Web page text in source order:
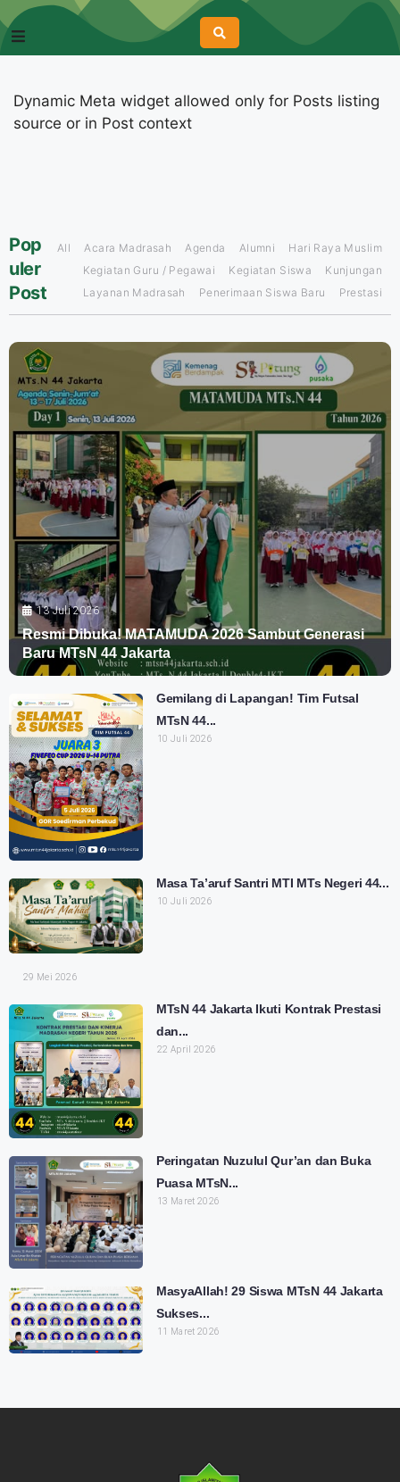
Dynamic Meta widget allowed only for Posts listing
source or in Post context
Pop
uler
Post
All Acara Madrasah Agenda Alumni
Hari Raya Muslim
Kegiatan Guru / Pegawai
Kegiatan Siswa
Kunjungan
Layanan Madrasah
Penerimaan Siswa Baru Prestasi
13 Juli 2026
Resmi Dibuka! MATAMUDA 2026 Sambut Generasi
Baru MTsN 44 Jakarta
Gemilang di Lapangan! Tim Futsal
MTsN 44...
10 Juli 2026
Masa Ta’aruf Santri MTI MTs Negeri 44...
10 Juli 2026
29 Mei 2026
MTsN 44 Jakarta Ikuti Kontrak Prestasi
dan...
22 April 2026
Peringatan Nuzulul Qur’an dan Buka
Puasa MTsN...
13 Maret 2026
MasyaAllah! 29 Siswa MTsN 44 Jakarta
Sukses...
11 Maret 2026